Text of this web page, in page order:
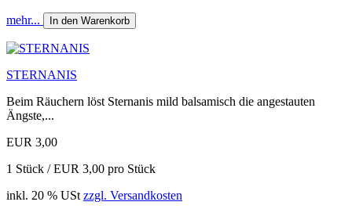
mehr... In den Warenkorb
STERNANIS
Beim Räuchern löst Sternanis mild balsamisch die angestauten
Ängste,...
EUR 3,00
1 Stück / EUR 3,00 pro Stück
inkl. 20 % USt zzgl. Versandkosten